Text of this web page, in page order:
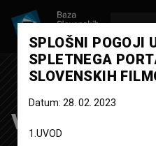
Verpas
SPLOŠNI POGOJI
SPLETNEGA
SLOVENSKIH
Datum: 28. 02. 2023
1.UVOD